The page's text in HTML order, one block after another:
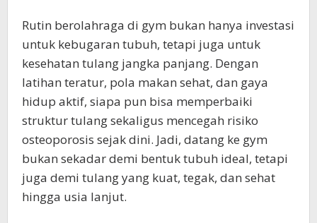
Rutin berolahraga di gym bukan hanya investasi
untuk kebugaran tubuh, tetapi juga untuk
kesehatan tulang jangka panjang. Dengan
latihan teratur, pola makan sehat, dan gaya
hidup aktif, siapa pun bisa memperbaiki
struktur tulang sekaligus mencegah risiko
osteoporosis sejak dini. Jadi, datang ke gym
bukan sekadar demi bentuk tubuh ideal, tetapi
juga demi tulang yang kuat, tegak, dan sehat
hingga usia lanjut.